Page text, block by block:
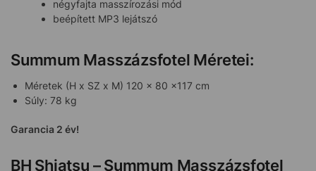
négyfajta masszírozási mód
beépített MP3 lejátszó
Summum Masszázsfotel Méretei:
Méretek (H x SZ x M) 120 x 80 x117 cm
Súly: 78 kg
Garancia 2 év!
BH Shiatsu – Summum Masszázsfotel